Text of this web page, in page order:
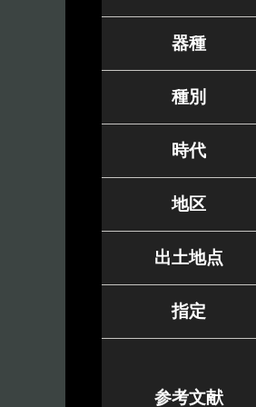
器種
種別
時代
地区
出土地点
指定
参考文献